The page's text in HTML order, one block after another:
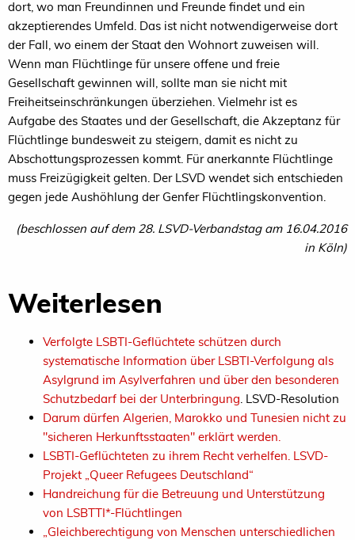
dort, wo man Freundinnen und Freunde findet und ein
akzeptierendes Umfeld. Das ist nicht notwendigerweise dort
der Fall, wo einem der Staat den Wohnort zuweisen will.
Wenn man Flüchtlinge für unsere offene und freie
Gesellschaft gewinnen will, sollte man sie nicht mit
Freiheitseinschränkungen überziehen. Vielmehr ist es
Aufgabe des Staates und der Gesellschaft, die Akzeptanz für
Flüchtlinge bundesweit zu steigern, damit es nicht zu
Abschottungsprozessen kommt. Für anerkannte Flüchtlinge
muss Freizügigkeit gelten. Der LSVD wendet sich entschieden
gegen jede Aushöhlung der Genfer Flüchtlingskonvention.
(beschlossen auf dem 28. LSVD-Verbandstag am 16.04.2016
in Köln)
Weiterlesen
Verfolgte LSBTI-Geflüchtete schützen durch
systematische Information über LSBTI-Verfolgung als
Asylgrund im Asylverfahren und über den besonderen
Schutzbedarf bei der Unterbringung . LSVD-Resolution
Darum dürfen Algerien, Marokko und Tunesien nicht zu
"sicheren Herkunftsstaaten" erklärt werden.
LSBTI-Geflüchteten zu ihrem Recht verhelfen. LSVD-
Projekt „Queer Refugees Deutschland“
Handreichung für die Betreuung und Unterstützung
von LSBTTI*-Flüchtlingen
„Gleichberechtigung von Menschen unterschiedlichen